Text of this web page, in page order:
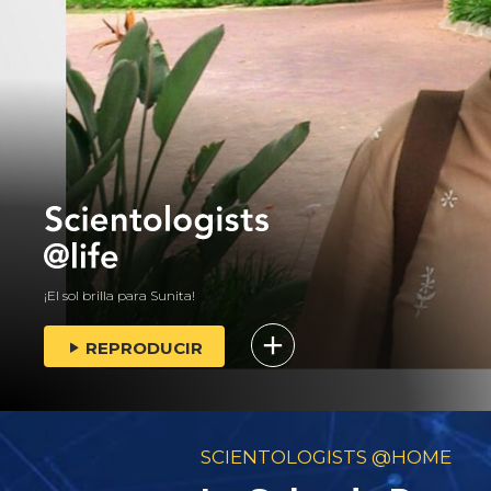
¡El sol brilla para Sunita!
REPRODUCIR
SCIENTOLOGISTS @HOME